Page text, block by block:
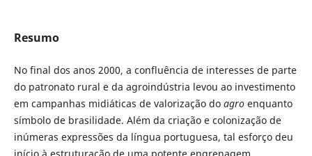
Resumo
No final dos anos 2000, a confluência de interesses de parte
do patronato rural e da agroindústria levou ao investimento
em campanhas midiáticas de valorização do agroenquanto
símbolo de brasilidade. Além da criação e colonização de
inúmeras expressões da língua portuguesa, tal esforço deu